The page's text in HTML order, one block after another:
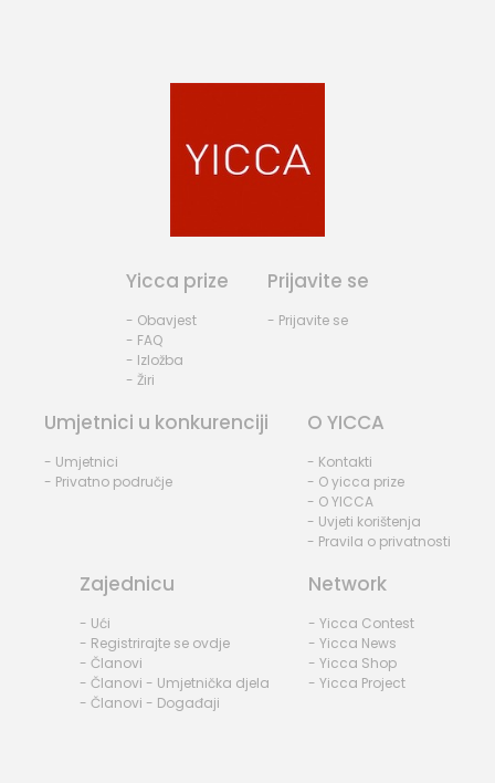
Yicca prize
- Obavjest
- FAQ
- Izložba
- Žiri
Prijavite se
- Prijavite se
Umjetnici u konkurenciji
- Umjetnici
- Privatno područje
O YICCA
- Kontakti
- O yicca prize
- O YICCA
- Uvjeti korištenja
- Pravila o privatnosti
Zajednicu
- Ući
- Registrirajte se ovdje
- Članovi
- Članovi - Umjetnička djela
- Članovi - Događaji
Network
- Yicca Contest
- Yicca News
- Yicca Shop
- Yicca Project